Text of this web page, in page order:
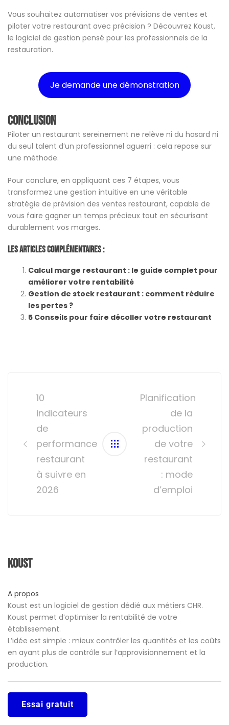
Vous souhaitez automatiser vos prévisions de ventes et
piloter votre restaurant avec précision ? Découvrez Koust,
le logiciel de gestion pensé pour les professionnels de la
restauration.
Je demande une démonstration
Conclusion
Piloter un restaurant sereinement ne relève ni du hasard ni
du seul talent d’un professionnel aguerri : cela repose sur
une méthode.
Pour conclure, en appliquant ces 7 étapes, vous
transformez une gestion intuitive en une véritable
stratégie de prévision des ventes restaurant, capable de
vous faire gagner un temps précieux tout en sécurisant
durablement vos marges.
Les Articles Complémentaires :
Calcul marge restaurant : le guide complet pour
améliorer votre rentabilité
Gestion de stock restaurant : comment réduire
les pertes ?
5 Conseils pour faire décoller votre restaurant
navigation
10
indicateurs
de
performance
restaurant
à suivre en
2026
Planification
de la
production
de votre
restaurant
: mode
d’emploi
Koust
A propos
Koust est un logiciel de gestion dédié aux métiers CHR.
Koust permet d’optimiser la rentabilité de votre
établissement.
L’idée est simple : mieux contrôler les quantités et les coûts
en ayant plus de contrôle sur l’approvisionnement et la
production.
Essai gratuit